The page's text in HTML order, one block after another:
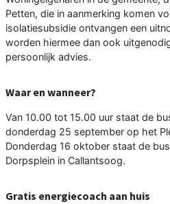
Petten, die in aanmerking komen
isolatiesubsidie ontvangen een
worden hiermee dan ook
persoonlijk advies.
Waar en wanneer?
Van 10.00 tot 15.00 uur staat de
donderdag 25 september op het
Donderdag 16 oktober staat de
Dorpsplein in Callantsoog.
Gratis energiecoach aan huis